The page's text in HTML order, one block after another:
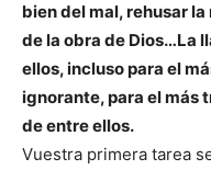
bien del mal, rehusar
de la obra de Dios…La
ellos, incluso para el
ignorante, para el más
de entre ellos.
Vuestra primera tarea